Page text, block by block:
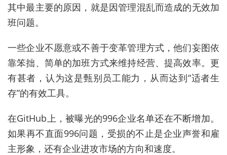
其中最主要的原因，就是因管理混乱而造成的无效加
班问题。
一些企业不愿意或不善于变革管理方式，他们妄图依
靠笨拙、简单的加班方式来维持经营、提高效率。更
有甚者，认为这是甄别员工能力，从而达到“适者生
存”的有效工具。
在GitHub上，被曝光的996企业名单还在不断增加。
如果再不直面996问题，受损的不止是企业声誉和雇
主形象，还有企业进攻市场的方向和速度。